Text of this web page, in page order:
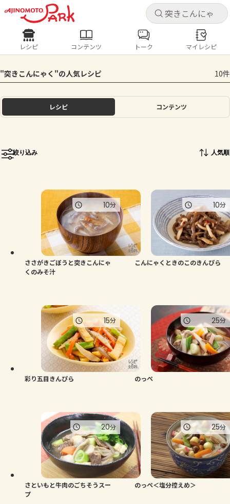
キャ
ログインするとレシピを保存できます
ログイン
ホーム
トーク
よくあるお問い合わせ
お買い物
キャ
レシピ コンテンツ
人気の食材・レシピ
きゅうり なす トマト とうもろこし
ピーマン
レシピ コンテンツ トーク マイレシピ
"突きこんにゃく"の人気レシピ 10件
レシピ コンテンツ
絞り込み 人気順
ささがきごぼうと突きこんにゃ
くのみそ汁
10分
こんにゃくときのこのきんぴら
10分
彩り五目きんぴら
15分
のっぺ
25分
さといもと牛肉のごちそうスー
プ
20分
のっぺ＜塩分控えめ＞
25分